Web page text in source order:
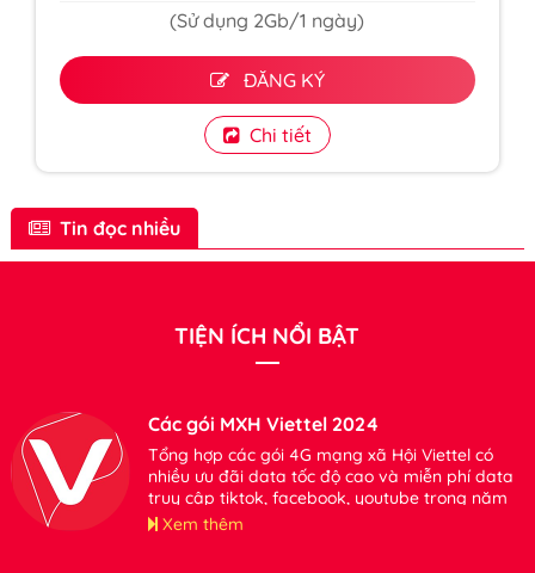
(Sử dụng 2Gb/1 ngày)
ĐĂNG KÝ
Chi tiết
Tin đọc nhiều
TIỆN ÍCH NỔI BẬT
Các gói MXH Viettel 2024
Tổng hợp các gói 4G mạng xã Hội Viettel có
nhiều ưu đãi data tốc độ cao và miễn phí data
truy cập tiktok, facebook, youtube trong năm
2024. Mời bạn tham khảo đăng ký sử dụng khi
Xem thêm